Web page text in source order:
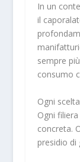
In un
il
sempre
consumo
Ogni
Ogni
concreta.
presidio di